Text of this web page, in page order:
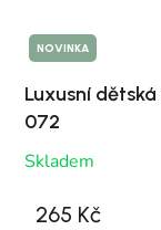
NOVINKA
Luxusní
072
Skladem
265 Kč